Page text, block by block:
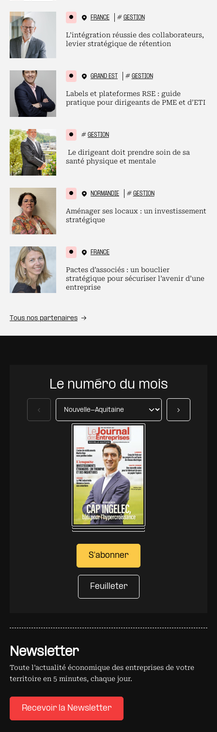
FRANCE # GESTION
L’intégration réussie des collaborateurs,
levier stratégique de rétention
GRAND EST # GESTION
Labels et plateformes RSE : guide
pratique pour dirigeants de PME et d’ETI
# GESTION
Le dirigeant doit prendre soin de sa
santé physique et mentale
NORMANDIE # GESTION
Aménager ses locaux : un investissement
stratégique
FRANCE
Pactes d’associés : un bouclier
stratégique pour sécuriser l’avenir d’une
entreprise
Tous nos partenaires
Newsletter
Toute l’actualité économique des entreprises de votre
territoire en 5 minutes, chaque jour.
Recevoir la Newsletter
Le numéro du mois
S'abonner
Feuilleter
Précédent Suivant